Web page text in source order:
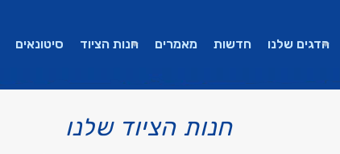
הדגים שלנו חדשות מאמרים חנות הציוד סיטונאים
חנות הציוד שלנו